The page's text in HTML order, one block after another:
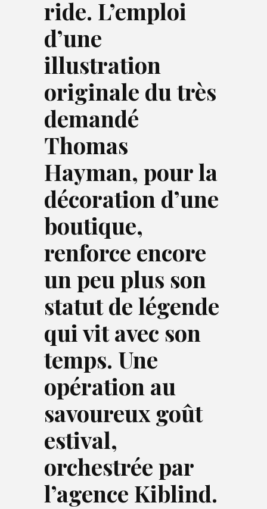
ride. L’emploi
d’une
illustration
originale du très
demandé
Thomas
Hayman, pour la
décoration d’une
boutique,
renforce encore
un peu plus son
statut de légende
qui vit avec son
temps. Une
opération au
savoureux goût
estival,
orchestrée par
l’agence Kiblind.